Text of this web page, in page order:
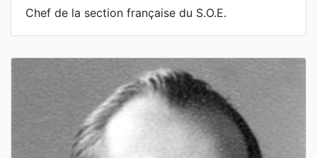
Chef de la section française du S.O.E.